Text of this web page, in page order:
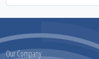
Our Company